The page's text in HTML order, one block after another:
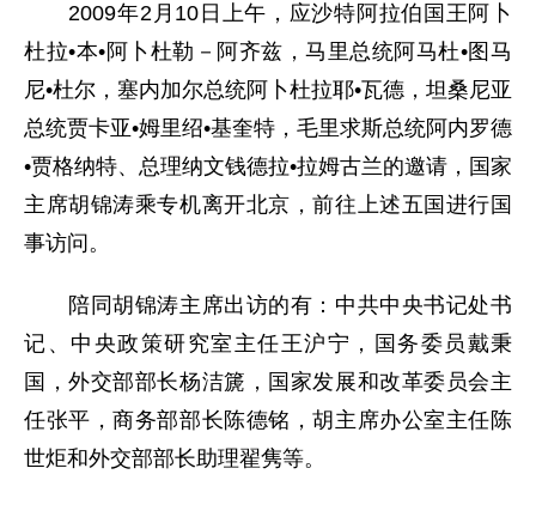
2009年2月10日上午，应沙特阿拉伯国王阿卜
杜拉•本•阿卜杜勒－阿齐兹，马里总统阿马杜•图马
尼•杜尔，塞内加尔总统阿卜杜拉耶•瓦德，坦桑尼亚
总统贾卡亚•姆里绍•基奎特，毛里求斯总统阿内罗德
•贾格纳特、总理纳文钱德拉•拉姆古兰的邀请，国家
主席胡锦涛乘专机离开北京，前往上述五国进行国
事访问。
陪同胡锦涛主席出访的有：中共中央书记处书
记、中央政策研究室主任王沪宁，国务委员戴秉
国，外交部部长杨洁篪，国家发展和改革委员会主
任张平，商务部部长陈德铭，胡主席办公室主任陈
世炬和外交部部长助理翟隽等。